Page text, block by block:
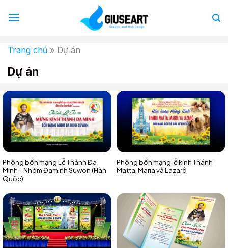
qua
Trang chủ » Dự án
Dự án
Phông bổn mạng Lễ Thánh Đa
Minh – Nhóm Đaminh Suwon (Hàn
Quốc)
Phông bổn mạng lễ kính Thánh
Matta, Maria và Lazarô